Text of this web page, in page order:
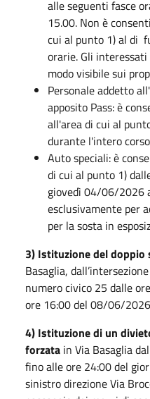
alle seguenti fasce
15.00. Non è
cui al punto 1) al di
orarie. Gli
modo visibile sui
Personale addetto
apposito Pass: è
all'area di cui al
durante l'intero
Auto speciali: è
di cui al punto 1)
giovedì 04/06/2026
esclusivamente per
per la sosta in
3) Istituzione del doppio
Basaglia,
numero civico 25 dalle
ore 16:00 del 08/06/
4) Istituzione di un
forzata in Via Basaglia
fino alle ore 24:00 del
sinistro direzione Via